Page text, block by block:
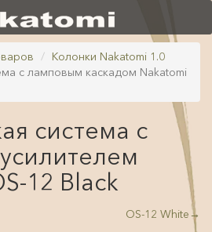
Колонки Nakatomi 1.0
с ламповым каскадом Nakatomi
система с
12 Black
OS-12 White →